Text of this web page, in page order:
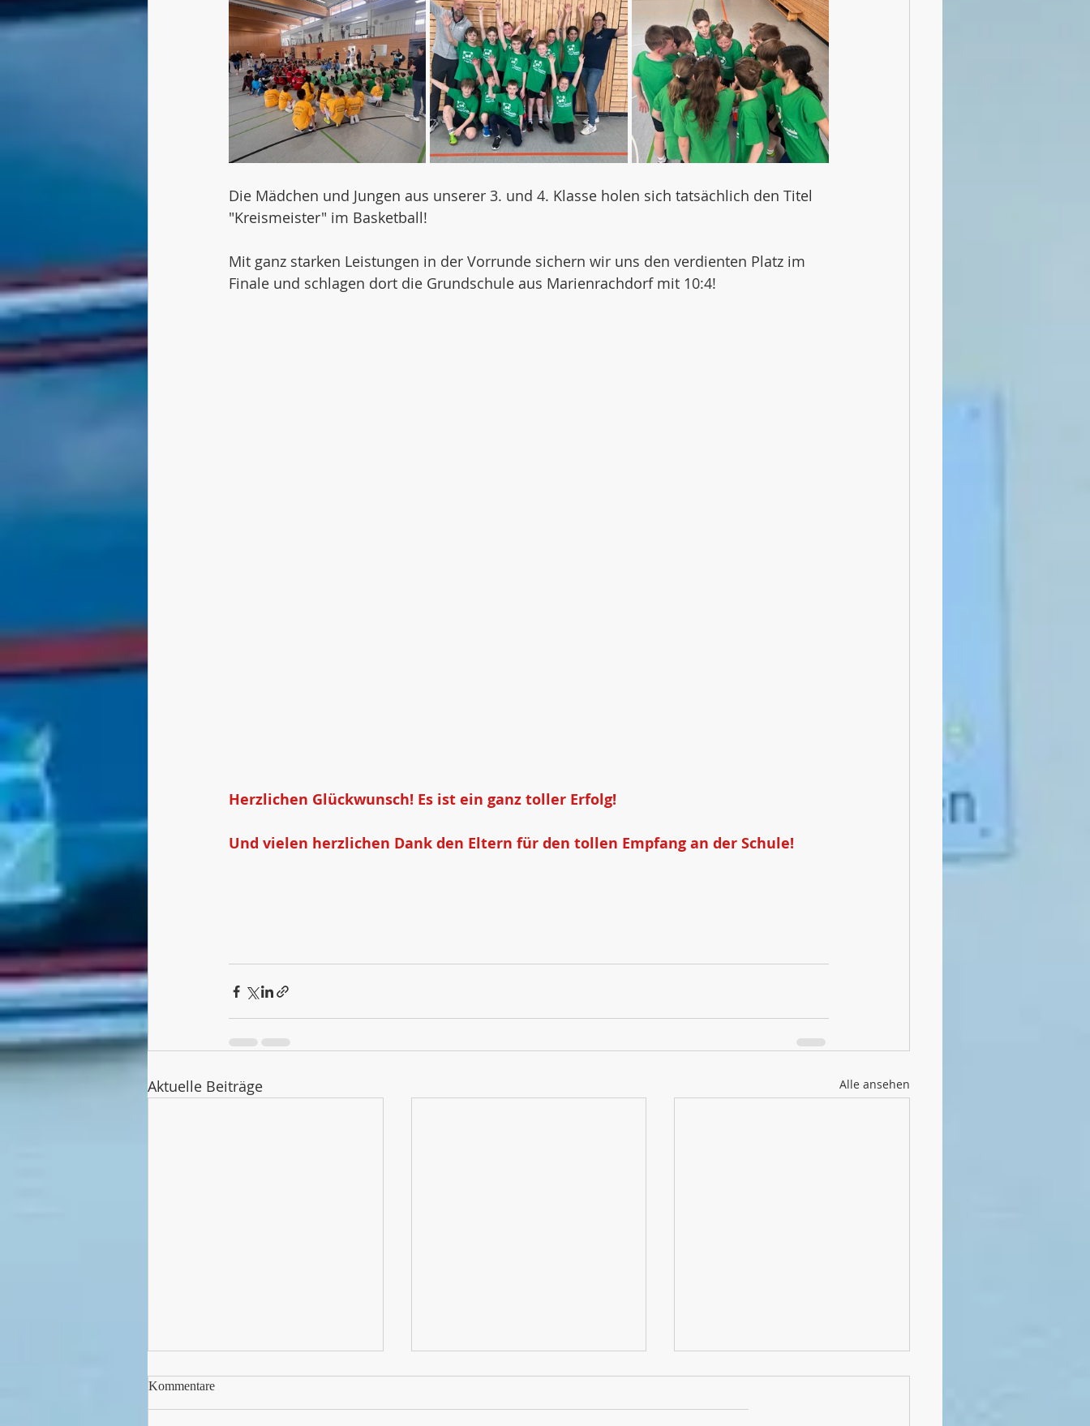
Die Mädchen und Jungen aus unserer 3. und 4. Klasse holen sich tatsächlich den Titel
"Kreismeister" im Basketball!
Mit ganz starken Leistungen in der Vorrunde sichern wir uns den verdienten Platz im
Finale und schlagen dort die Grundschule aus Marienrachdorf mit 10:4!
Herzlichen Glückwunsch! Es ist ein ganz toller Erfolg!
Und vielen herzlichen Dank den Eltern für den tollen Empfang an der Schule!
Aktuelle Beiträge Alle ansehen
Kommentare